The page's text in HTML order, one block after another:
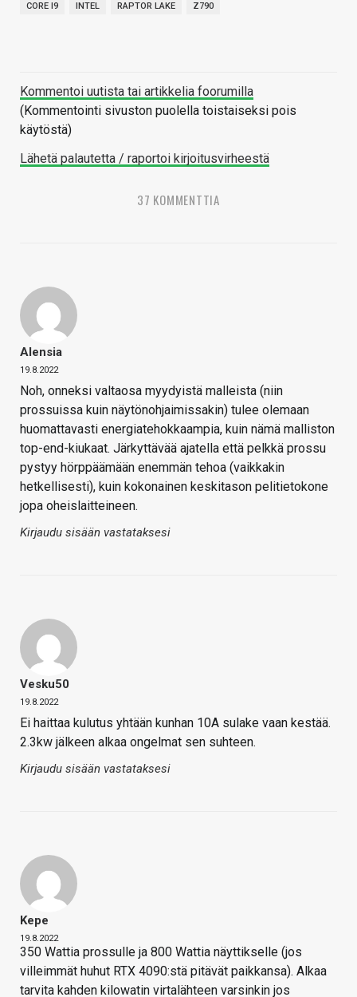
CORE I9 INTEL RAPTOR LAKE Z790
Kommentoi uutista tai artikkelia foorumilla
(Kommentointi sivuston puolella toistaiseksi pois
käytöstä)
Lähetä palautetta / raportoi kirjoitusvirheestä
37 KOMMENTTIA
Alensia
19.8.2022
Noh, onneksi valtaosa myydyistä malleista (niin
prossuissa kuin näytönohjaimissakin) tulee olemaan
huomattavasti energiatehokkaampia, kuin nämä malliston
top-end-kiukaat. Järkyttävää ajatella että pelkkä prossu
pystyy hörppäämään enemmän tehoa (vaikkakin
hetkellisesti), kuin kokonainen keskitason pelitietokone
jopa oheislaitteineen.
Kirjaudu sisään vastataksesi
Vesku50
19.8.2022
Ei haittaa kulutus yhtään kunhan 10A sulake vaan kestää.
2.3kw jälkeen alkaa ongelmat sen suhteen.
Kirjaudu sisään vastataksesi
Kepe
19.8.2022
350 Wattia prossulle ja 800 Wattia näyttikselle (jos
villeimmät huhut RTX 4090:stä pitävät paikkansa). Alkaa
tarvita kahden kilowatin virtalähteen varsinkin jos